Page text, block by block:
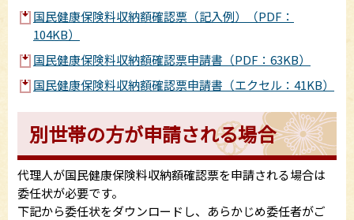
国民健康保険料収納額確認票（記入例）（PDF：
104KB）
国民健康保険料収納額確認票申請書（PDF：63KB）
国民健康保険料収納額確認票申請書（エクセル：41KB）
別世帯の方が申請される場合
代理人が国民健康保険料収納額確認票を申請される場合は
委任状が必要です。
下記から委任状をダウンロードし、あらかじめ委任者がご